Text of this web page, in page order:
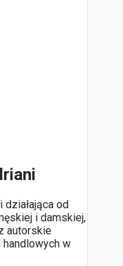
od
i damskiej,
autorskie
w